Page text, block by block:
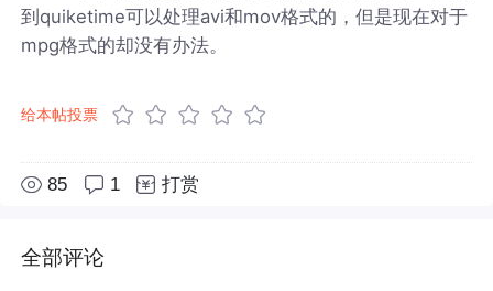
到quiketime可以处理avi和mov格式的，但是现在对于
mpg格式的却没有办法。
给本帖投票
85 1 打赏
全部评论